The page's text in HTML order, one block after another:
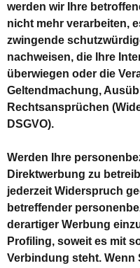
werden wir Ihre
nicht mehr verarbeiten,
zwingende
nachweisen, die Ihre
überwiegen oder die
Geltendmachung,
Rechtsansprüchen
DSGVO).
Werden Ihre
Direktwerbung zu
jederzeit Widerspruch
betreffender
derartiger Werbung
Profiling, soweit es mit
Verbindung steht. Wenn